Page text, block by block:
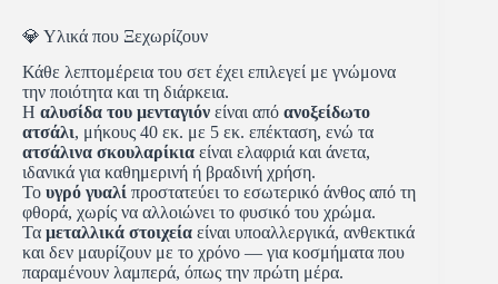
💎 Υλικά που Ξεχωρίζουν
Κάθε λεπτομέρεια του σετ έχει επιλεγεί με γνώμονα
την ποιότητα και τη διάρκεια.
Η αλυσίδα του μενταγιόν είναι από ανοξείδωτο
ατσάλι, μήκους 40 εκ. με 5 εκ. επέκταση, ενώ τα
ατσάλινα σκουλαρίκια είναι ελαφριά και άνετα,
ιδανικά για καθημερινή ή βραδινή χρήση.
Το υγρό γυαλί προστατεύει το εσωτερικό άνθος από τη
φθορά, χωρίς να αλλοιώνει το φυσικό του χρώμα.
Τα μεταλλικά στοιχεία είναι υποαλλεργικά, ανθεκτικά
και δεν μαυρίζουν με το χρόνο — για κοσμήματα που
παραμένουν λαμπερά, όπως την πρώτη μέρα.